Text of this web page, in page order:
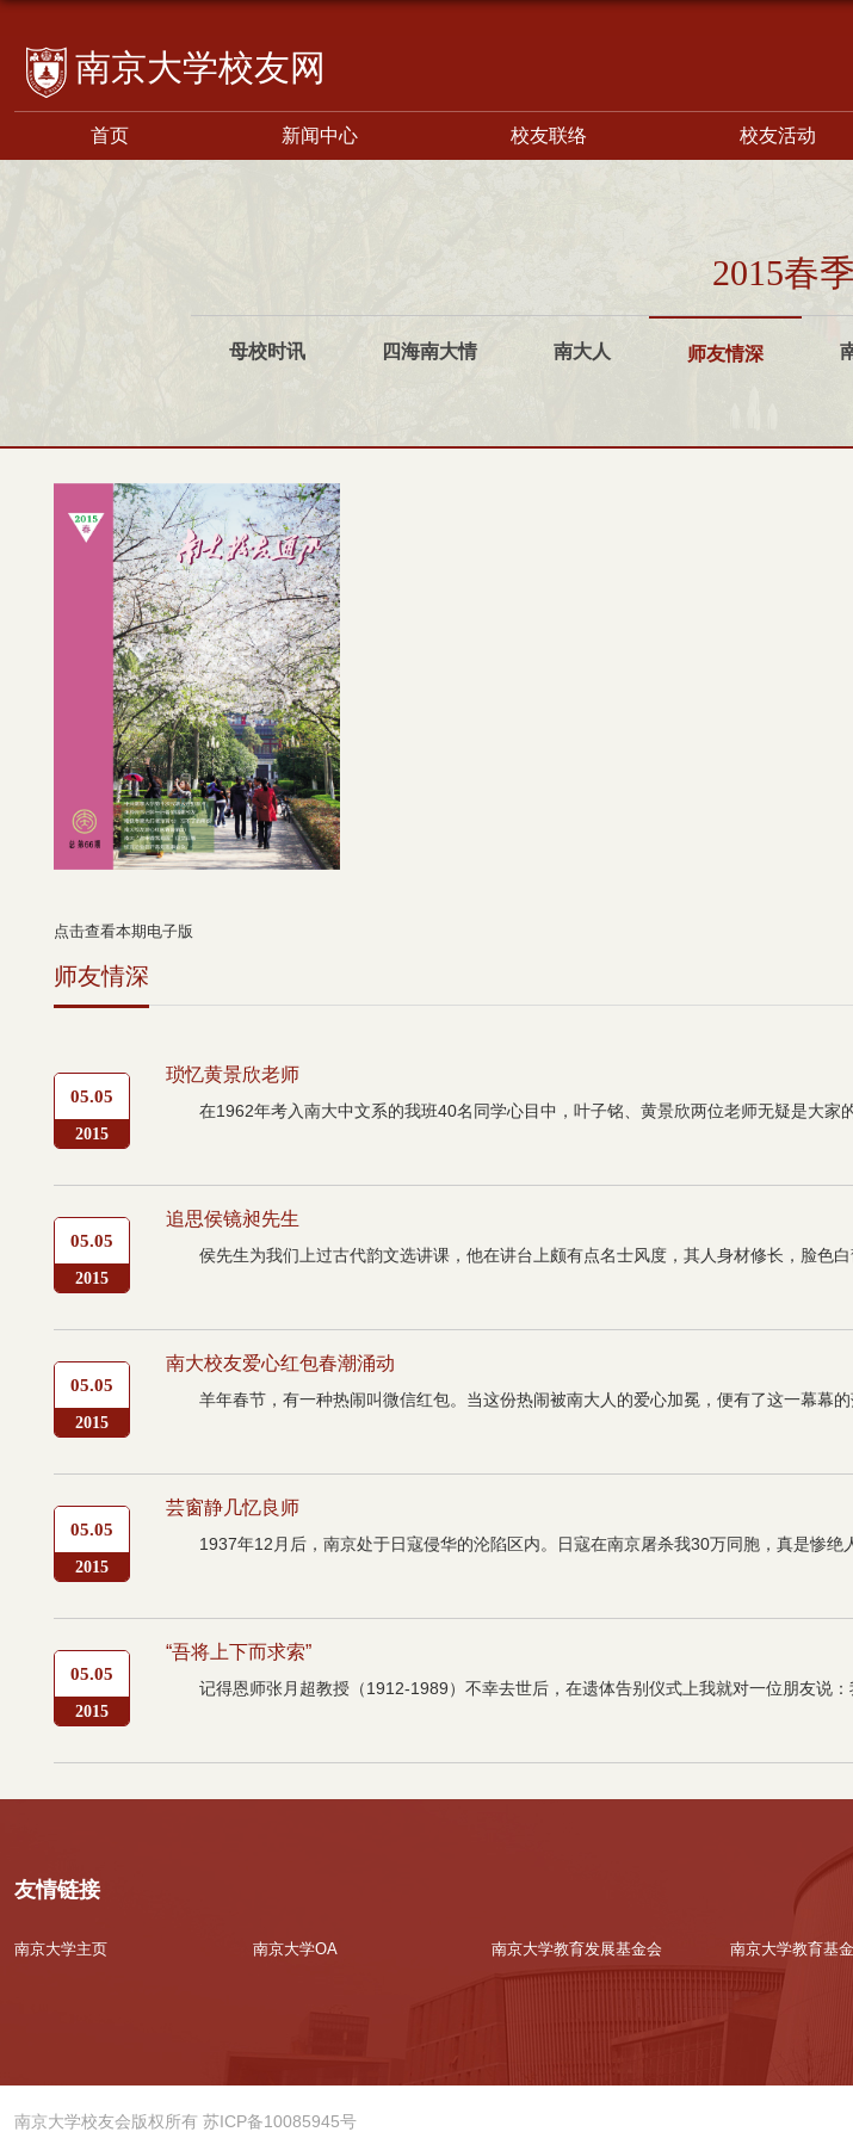
校友网
首页 新闻中心 校友联络 校友活动
2015春
母校时讯 四海南大情 南大人 师友情深
点击查看本期电子版
师友情深
05.05
2015
琐忆黄景欣老师
在1962年考入南大中文系的我班40名同学心目中，叶子铭、黄景欣两位老师无疑是大家
05.05
2015
追思侯镜昶先生
侯先生为我们上过古代韵文选讲课，他在讲台上颇有点名士风度，其人身材修长，脸色
05.05
2015
南大校友爱心红包春潮涌动
羊年春节，有一种热闹叫微信红包。当这份热闹被南大人的爱心加冕，便有了这一幕幕
05.05
2015
芸窗静几忆良师
1937年12月后，南京处于日寇侵华的沦陷区内。日寇在南京屠杀我30万同胞，真是惨绝
05.05
2015
“吾将上下而求索”
记得恩师张月超教授（1912-1989）不幸去世后，在遗体告别仪式上我就对一位朋友说
友情链接
南京大学主页 南京大学OA 南京大学教育发展基金会 南京大学教育基
南京大学校友会版权所有 苏ICP备10085945号